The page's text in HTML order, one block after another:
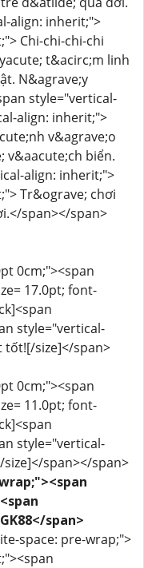
align: inherit;">
Chi-chi-chi-chi
t&acirc;m linh
N&agrave;y
style="vertical-
align: inherit;">
v&agrave;o
v&aacute;ch biển.
align: inherit;">
Tr&ograve; chơi
span></span>
0cm;"><span
17.0pt; font-
style="vertical-
tốt![/size]</span>
0cm;"><span
11.0pt; font-
style="vertical-
span></span>
span>
space: pre-wrap;">